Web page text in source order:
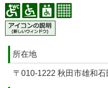
所在地
〒010-1222 秋田市雄和